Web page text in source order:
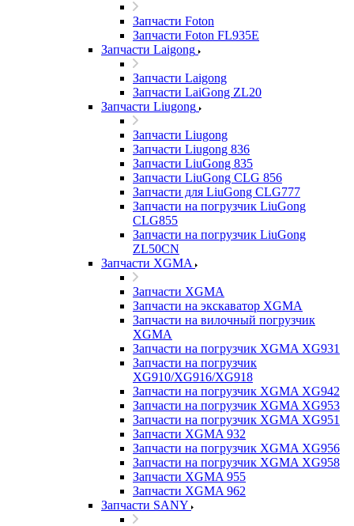
Запчасти Foton
Запчасти Foton FL935E
Запчасти Laigong
Запчасти Laigong
Запчасти LaiGong ZL20
Запчасти Liugong
Запчасти Liugong
Запчасти Liugong 836
Запчасти LiuGong 835
Запчасти LiuGong CLG 856
Запчасти для LiuGong CLG777
Запчасти на погрузчик LiuGong
CLG855
Запчасти на погрузчик LiuGong
ZL50CN
Запчасти XGMA
Запчасти XGMA
Запчасти на экскаватор XGMA
Запчасти на вилочный погрузчик
XGMA
Запчасти на погрузчик XGMA XG931
Запчасти на погрузчик
XG910/XG916/XG918
Запчасти на погрузчик XGMA XG942
Запчасти на погрузчик XGMA XG953
Запчасти на погрузчик XGMA XG951
Запчасти XGMA 932
Запчасти на погрузчик XGMA XG956
Запчасти на погрузчик XGMA XG958
Запчасти XGMA 955
Запчасти XGMA 962
Запчасти SANY